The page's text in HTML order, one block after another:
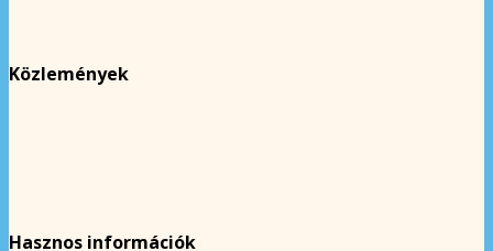
Közlemények
Hasznos információk